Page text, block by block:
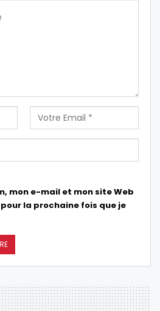
mon e-mail et mon site Web
la prochaine fois que je